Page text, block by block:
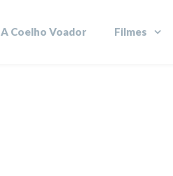
A Coelho Voador Filmes